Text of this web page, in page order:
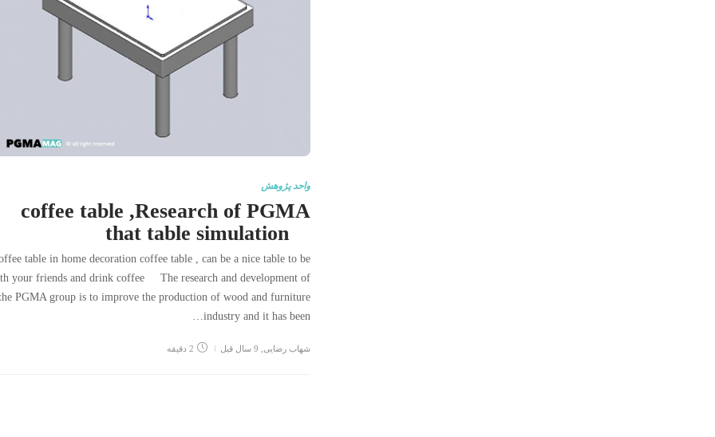
واحد پژوهش
coffee table ,Research of PGMA
that table simulation
table in home decoration coffee table , can be a nice table to be
your friends and drink coffee The research and development of
PGMA group is to improve the production of wood and furniture
industry and it has been…
شهاب رضایی 9 سال قبل 2 دقیقه